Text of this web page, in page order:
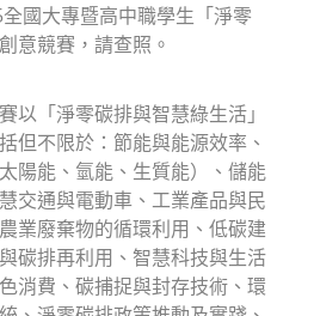
國大專暨高中職學生「淨零
意競賽，請查照。
以「淨零碳排與智慧綠生活」
但不限於：節能與能源效率、
陽能、氫能、生質能）、儲能
交通與電動車、工業產品與民
業廢棄物的循環利用、低碳建
碳排再利用、智慧科技與生活
消費、碳捕捉與封存技術、環